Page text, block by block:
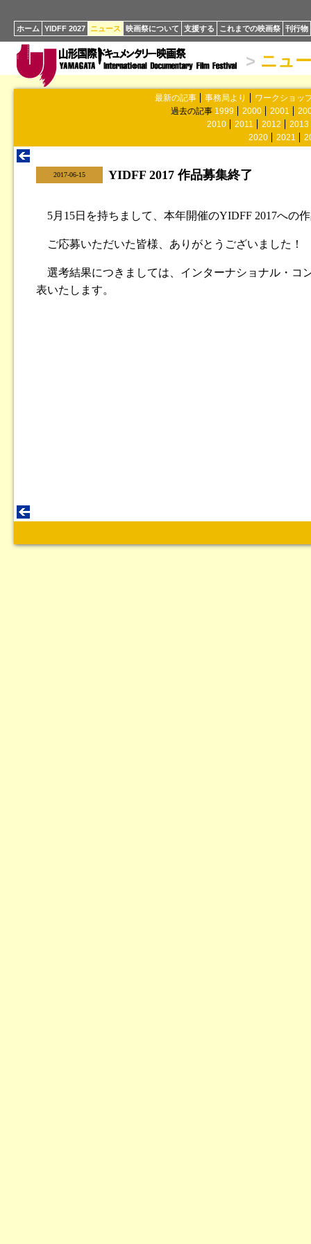
ホーム YIDFF 2027 ニュース 映画祭について 支援する これまでの映画祭 刊行物
> ニュ
最新の記事 事務局より
ワークショッ
過去の記事 1999 2000 2001
2010
2011 2012
2013
2020
2021
2017-06-15 YIDFF 2017 作品募集終了
5月15日を持ちまして、本年開催のYIDFF 2017への
ご応募いただいた皆様、ありがとうございました！
選考結果につきましては、インターナショナル・コ
表いたします。